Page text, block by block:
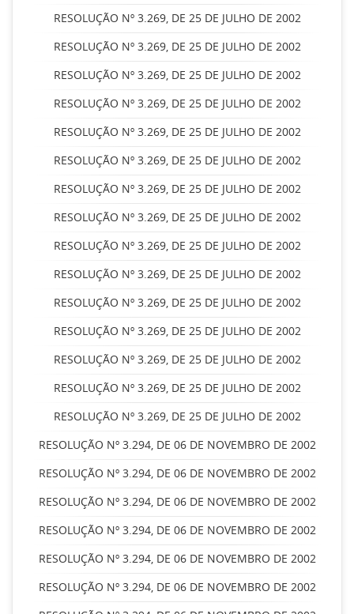
RESOLUÇÃO Nº 3.269, DE 25 DE JULHO DE 2002
RESOLUÇÃO Nº 3.269, DE 25 DE JULHO DE 2002
RESOLUÇÃO Nº 3.269, DE 25 DE JULHO DE 2002
RESOLUÇÃO Nº 3.269, DE 25 DE JULHO DE 2002
RESOLUÇÃO Nº 3.269, DE 25 DE JULHO DE 2002
RESOLUÇÃO Nº 3.269, DE 25 DE JULHO DE 2002
RESOLUÇÃO Nº 3.269, DE 25 DE JULHO DE 2002
RESOLUÇÃO Nº 3.269, DE 25 DE JULHO DE 2002
RESOLUÇÃO Nº 3.269, DE 25 DE JULHO DE 2002
RESOLUÇÃO Nº 3.269, DE 25 DE JULHO DE 2002
RESOLUÇÃO Nº 3.269, DE 25 DE JULHO DE 2002
RESOLUÇÃO Nº 3.269, DE 25 DE JULHO DE 2002
RESOLUÇÃO Nº 3.269, DE 25 DE JULHO DE 2002
RESOLUÇÃO Nº 3.269, DE 25 DE JULHO DE 2002
RESOLUÇÃO Nº 3.269, DE 25 DE JULHO DE 2002
RESOLUÇÃO Nº 3.294, DE 06 DE NOVEMBRO DE 2002
RESOLUÇÃO Nº 3.294, DE 06 DE NOVEMBRO DE 2002
RESOLUÇÃO Nº 3.294, DE 06 DE NOVEMBRO DE 2002
RESOLUÇÃO Nº 3.294, DE 06 DE NOVEMBRO DE 2002
RESOLUÇÃO Nº 3.294, DE 06 DE NOVEMBRO DE 2002
RESOLUÇÃO Nº 3.294, DE 06 DE NOVEMBRO DE 2002